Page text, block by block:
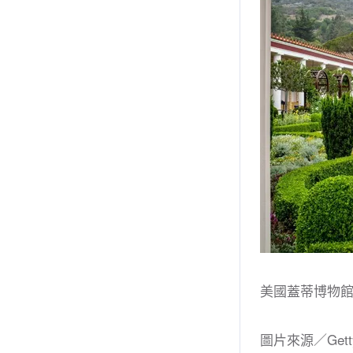
美國蓋蒂博物
圖片來源／